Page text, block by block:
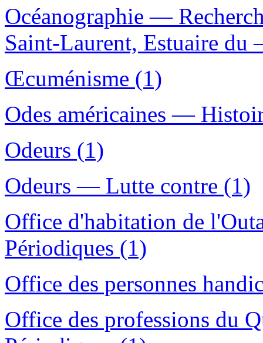
Océanographie —
Saint-Laurent, Estuaire
Œcuménisme (1)
Odes américaines —
Odeurs (1)
Odeurs — Lutte contre (1)
Office d'habitation de
Périodiques (1)
Office des personnes
Office des professions